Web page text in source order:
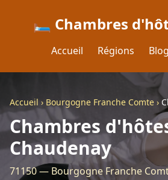
🛏️ Chambres
Accueil Régions Blog
Accueil › Bourgogne Franche Comte ›
Chambres
Chaudenay
71150 — Bourgogne Franche